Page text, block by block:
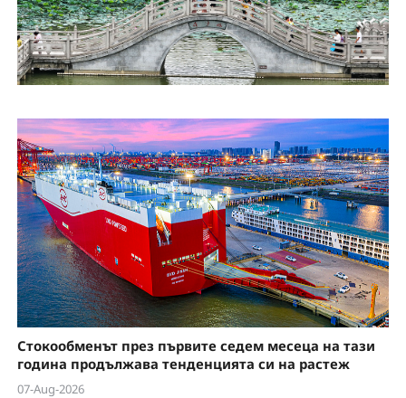
Стокообменът през първите седем месеца на тази
година продължава тенденцията си на растеж
07-Aug-2026